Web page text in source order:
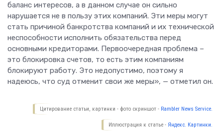
баланс интересов, а в данном случае он сильно
нарушается не в пользу этих компаний. Эти меры могут
стать причиной банкротства компаний и их технической
неспособности исполнить обязательства перед
основными кредиторами. Первоочередная проблема –
это блокировка счетов, то есть этим компаниям
блокируют работу. Это недопустимо, поэтому я
надеюсь, что суд отменит свои же меры», — отметил он.
Цитирование статьи, картинки - фото скриншот - Rambler News Service.
Иллюстрация к статье - Яндекс. Картинки.